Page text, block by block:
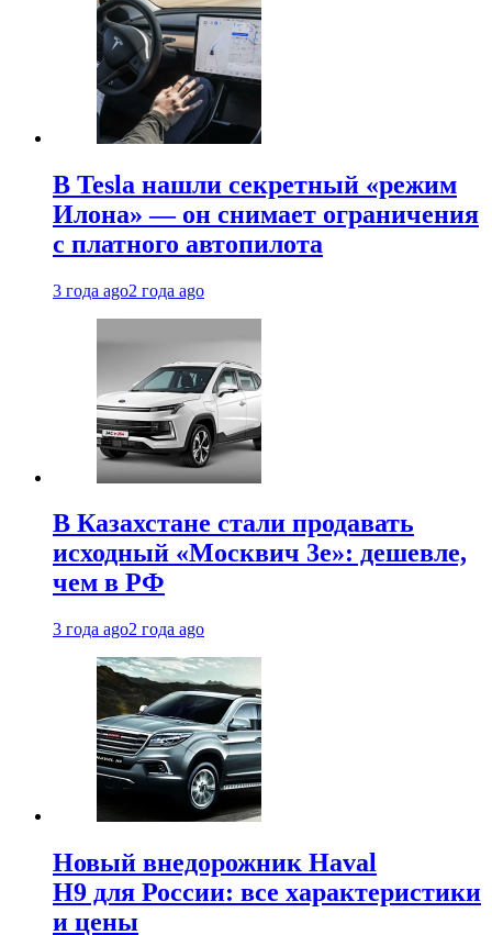
В Tesla нашли секретный «режим
Илона» — он снимает ограничения
с платного автопилота
3 года ago2 года ago
В Казахстане стали продавать
исходный «Москвич 3e»: дешевле,
чем в РФ
3 года ago2 года ago
Новый внедорожник Haval
H9 для России: все характеристики
и цены